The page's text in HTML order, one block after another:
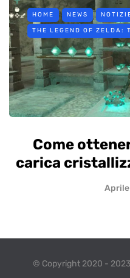
HOME NEWS
THE LEGEND OF ZELDA:
Come
carica
© Copyright 2020 -